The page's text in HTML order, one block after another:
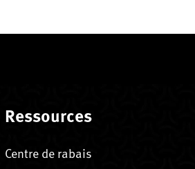
Ressources
Centre de rabais